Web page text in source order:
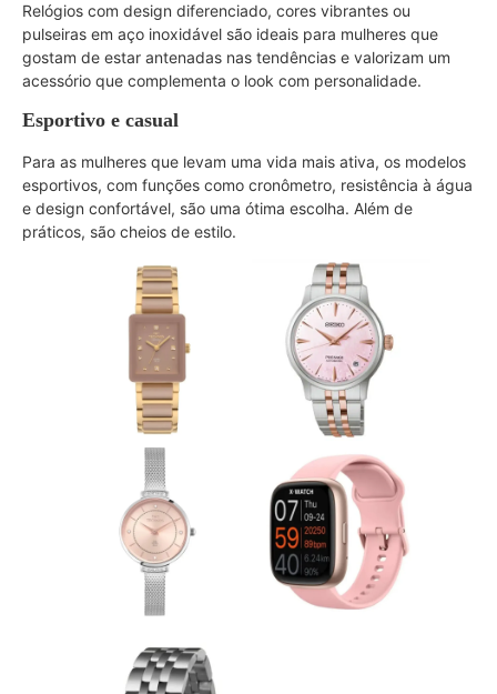
Relógios com design diferenciado, cores vibrantes ou
pulseiras em aço inoxidável são ideais para mulheres que
gostam de estar antenadas nas tendências e valorizam um
acessório que complementa o look com personalidade.
Esportivo e casual
Para as mulheres que levam uma vida mais ativa, os modelos
esportivos, com funções como cronômetro, resistência à água
e design confortável, são uma ótima escolha. Além de
práticos, são cheios de estilo.